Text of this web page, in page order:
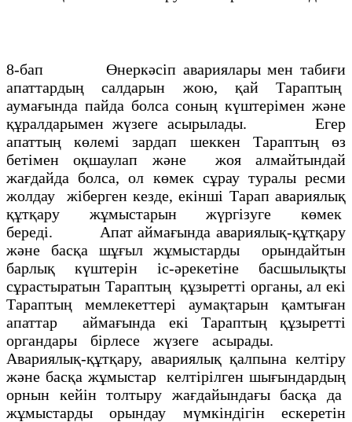
8-бап Өнеркәсіп авариялары мен табиғи
апаттардың салдарын жою, қай Тараптың
аумағында пайда болса соның күштерімен және
құралдарымен жүзеге асырылады. Егер
апаттың көлемі зардап шеккен Тараптың өз
бетімен оқшаулап және жоя алмайтындай
жағдайда болса, ол көмек сұрау туралы ресми
жолдау жіберген кезде, екінші Тарап авариялық
құтқару жұмыстарын жүргізуге көмек
береді. Апат аймағында авариялық-құтқару
және басқа шұғыл жұмыстарды орындайтын
барлық күштерін іс-әрекетіне басшылықты
сұрастыратын Тараптың құзыретті органы, ал екі
Тараптың мемлекеттері аумақтарын қамтыған
апаттар аймағында екі Тараптың құзыретті
органдары бірлесе жүзеге асырады.
Авариялық-құтқару, авариялық қалпына келтіру
және басқа жұмыстар келтірілген шығындардың
орнын кейін толтыру жағдайындағы басқа да
жұмыстарды орындау мүмкіндігін ескеретін